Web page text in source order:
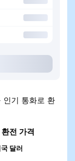
기 통화로 환
전 가격
달러